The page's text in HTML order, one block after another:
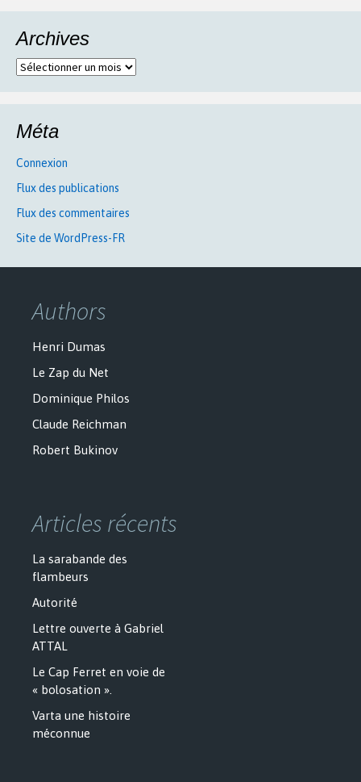
Archives
Archives
Méta
Connexion
Flux des publications
Flux des commentaires
Site de WordPress-FR
Authors
Henri Dumas
Le Zap du Net
Dominique Philos
Claude Reichman
Robert Bukinov
Articles récents
La sarabande des
flambeurs
Autorité
Lettre ouverte à Gabriel
ATTAL
Le Cap Ferret en voie de
« bolosation ».
Varta une histoire
méconnue